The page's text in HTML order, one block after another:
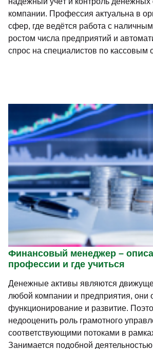
компании. Профессия актуальна в
сфер, где ведётся работа с
ростом числа предприятий и
спрос на специалистов по кассовым
Финансовый менеджер –
профессии и где учиться
Денежные активы являются
любой компании и предприятия, они
функционирование и развитие.
недооценить роль грамотного
соответствующими потоками в
Занимается подобной